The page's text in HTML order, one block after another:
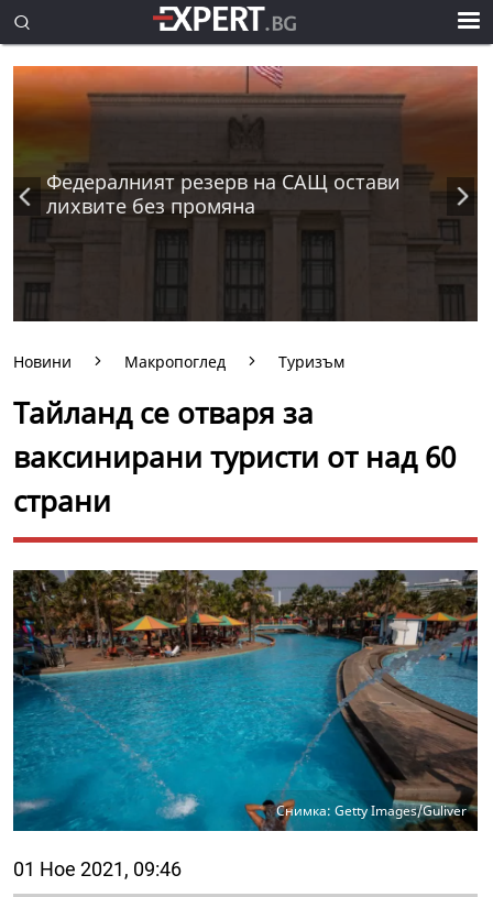
Федералният резерв на САЩ остави
лихвите без промяна
Новини Макропоглед Туризъм
Тайланд се отваря за
ваксинирани туристи от над 60
страни
Снимка: Getty Images/Guliver
01 Ное 2021, 09:46